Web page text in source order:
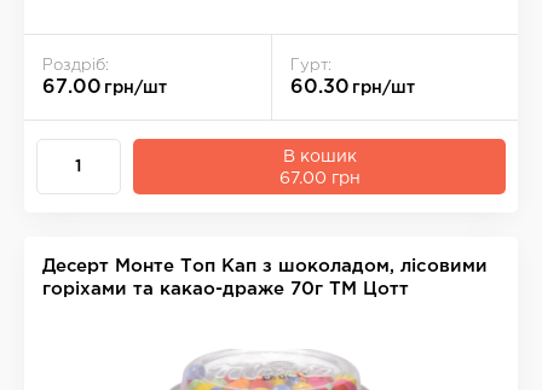
Роздріб:
67.00 грн/шт
Гурт:
60.30 грн/шт
В кошик
67.00 грн
Десерт Монте Топ Кап з шоколадом, лicовими
горіхами та какао-драже 70г ТМ Цотт